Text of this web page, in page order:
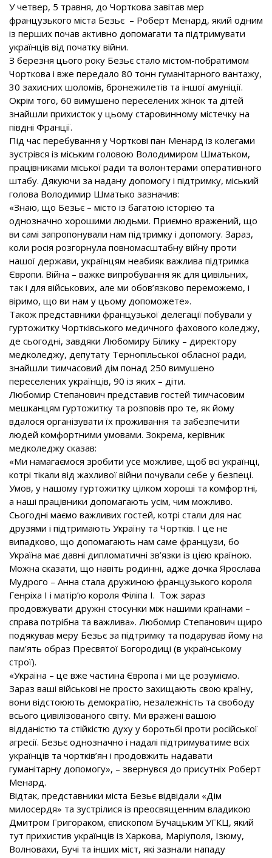
У четвер, 5 травня, до Чорткова завітав мер
французького міста Безьє – Роберт Менард, який одним
із перших почав активно допомагати та підтримувати
українців від початку війни.
З березня цього року Безьє стало містом-побратимом
Чорткова і вже передало 80 тонн гуманітарного вантажу,
30 захисних шоломів, бронежилетів та іншої амуніції.
Окрім того, 60 вимушено переселених жінок та дітей
знайшли прихисток у цьому старовинному містечку на
півдні Франції.
Під час перебування у Чорткові пан Менард із колегами
зустрівся із міським головою Володимиром Шматьком,
працівниками міської ради та волонтерами оперативного
штабу. Дякуючи за надану допомогу і підтримку, міський
голова Володимир Шматько зазначив:
«Знаю, що Безьє – місто із багатою історією та
однозначно хорошими людьми. Приємно вражений, що
ви самі запропонували нам підтримку і допомогу. Зараз,
коли росія розгорнула повномасштабну війну проти
нашої держави, українцям неабияк важлива підтримка
Європи. Війна – важке випробування як для цивільних,
так і для військових, але ми обов’язково переможемо, і
віримо, що ви нам у цьому допоможете».
Також представники французької делегації побували у
гуртожитку Чортківського медичного фахового коледжу,
де сьогодні, завдяки Любомиру Білику – директору
медколеджу, депутату Тернопільської обласної ради,
знайшли тимчасовий дім понад 250 вимушено
переселених українців, 90 із яких – діти.
Любомир Степанович представив гостей тимчасовим
мешканцям гуртожитку та розповів про те, як йому
вдалося організувати їх проживання та забезпечити
людей комфортними умовами. Зокрема, керівник
медколеджу сказав:
«Ми намагаємося зробити усе можливе, щоб всі українці,
котрі тікали від жахливої війни почували себе у безпеці.
Умов, у нашому гуртожитку цілком хороші та комфортні,
а наші працівники допомагають усім, чим можливо.
Сьогодні маємо важливих гостей, котрі стали для нас
друзями і підтримають Україну та Чортків. І це не
випадково, що допомагають нам саме французи, бо
Україна має давні дипломатичні зв’язки із цією країною.
Можна сказати, що навіть родинні, адже дочка Ярослава
Мудрого – Анна стала дружиною французького короля
Генріха І і матір’ю короля Філіпа І. Тож зараз
продовжувати дружні стосунки між нашими країнами –
справа потрібна та важлива». Любомир Степанович щиро
подякував меру Безьє за підтримку та подарував йому на
пам’ять образ Пресвятої Богородиці (в українському
строї).
«Україна – це вже частина Європа і ми це розуміємо.
Зараз ваші військові не просто захищають свою країну,
вони відстоюють демократію, незалежність та свободу
всього цивілізованого світу. Ми вражені вашою
відданістю та стійкістю духу у боротьбі проти російської
агресії. Безьє однозначно і надалі підтримуватиме всіх
українців та чортків’ян і продовжить надавати
гуманітарну допомогу», – звернувся до присутніх Роберт
Менард.
Відтак, представники міста Безьє відвідали «Дім
милосердя» та зустрілися із преосвященним владикою
Дмитром Григораком, єпископом Бучацьким УГКЦ, який
тут прихистив українців із Харкова, Маріуполя, Ізюму,
Волновахи, Бучі та інших міст, які зазнали нападу